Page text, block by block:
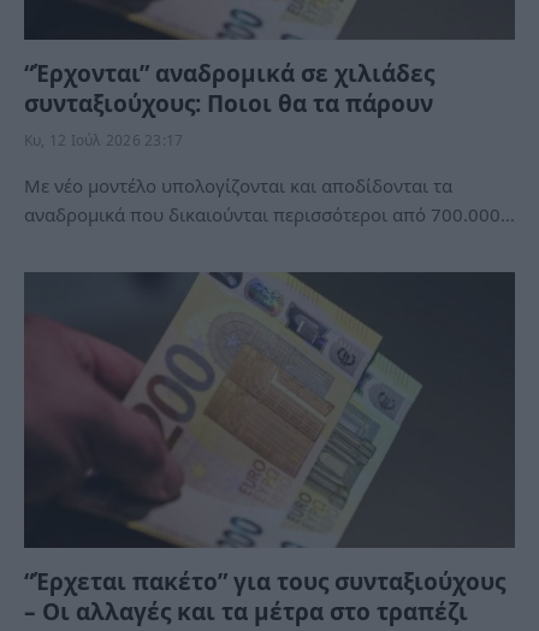
“Έρχονται” αναδροµικά σε χιλιάδες
συνταξιούχους: Ποιοι θα τα πάρουν
Κυ, 12 Ιούλ 2026 23:17
Με νέο µοντέλο υπολογίζονται και αποδίδονται τα
αναδροµικά που δικαιούνται περισσότεροι από 700.000…
“Έρχεται πακέτο” για τους συνταξιούχους
– Οι αλλαγές και τα μέτρα στο τραπέζι